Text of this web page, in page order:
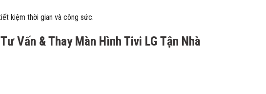
kiệm thời gian và công sức.
Vấn & Thay Màn Hình Tivi LG Tận Nhà